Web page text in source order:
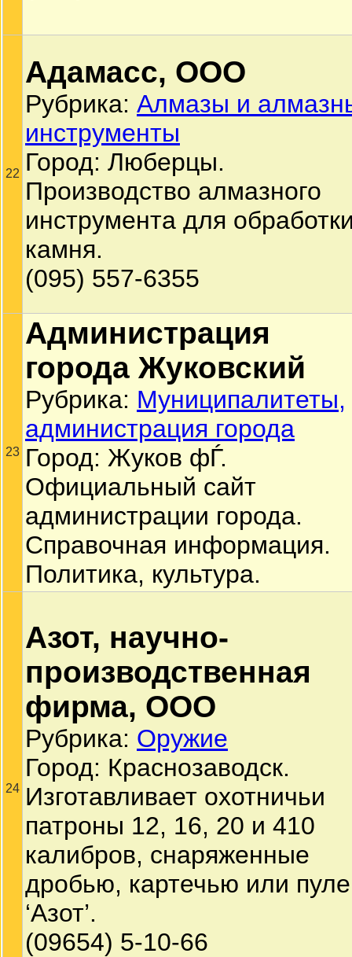
22
Адамасс, ООО
Рубрика: Алмазы и
инструменты
Город: Люберцы.
Производство алмазного
инструмента для
камня.
(095) 557-6355
23
Администрация
города Жуковский
Рубрика: Муниципалитеты,
администрация города
Город: Жуков фЃ.
Официальный сайт
администрации города.
Справочная информация.
Политика, культура.
24
Азот, научно-
производственная
фирма, ООО
Рубрика: Оружие
Город: Краснозаводск.
Изготавливает охотничьи
патроны 12, 16, 20 и 410
калибров, снаряженные
дробью, картечью или
‘Азот’.
(09654) 5-10-66